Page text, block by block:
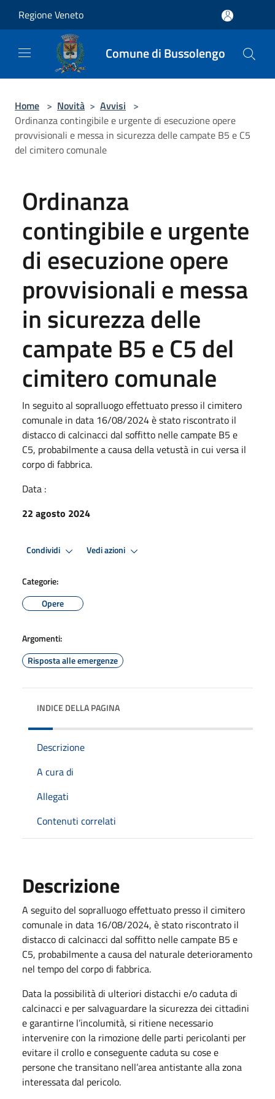
Regione Veneto
Comune di Bussolengo
Home > Novità > Avvisi >
Ordinanza contingibile e urgente di esecuzione opere
provvisionali e messa in sicurezza delle campate B5 e C5
del cimitero comunale
Ordinanza
contingibile e urgente
di esecuzione opere
provvisionali e messa
in sicurezza delle
campate B5 e C5 del
cimitero comunale
In seguito al sopralluogo effettuato presso il cimitero
comunale in data 16/08/2024 è stato riscontrato il
distacco di calcinacci dal soffitto nelle campate B5 e
C5, probabilmente a causa della vetustà in cui versa il
corpo di fabbrica.
Data :
22 agosto 2024
Condividi Vedi azioni
Categorie:
Opere
Argomenti:
Risposta alle emergenze
INDICE DELLA PAGINA
Descrizione
A cura di
Allegati
Contenuti correlati
Descrizione
A seguito del sopralluogo effettuato presso il cimitero
comunale in data 16/08/2024, è stato riscontrato il
distacco di calcinacci dal soffitto nelle campate B5 e
C5, probabilmente a causa del naturale deterioramento
nel tempo del corpo di fabbrica.
Data la possibilità di ulteriori distacchi e/o caduta di
calcinacci e per salvaguardare la sicurezza dei cittadini
e garantirne l’incolumità, si ritiene necessario
intervenire con la rimozione delle parti pericolanti per
evitare il crollo e conseguente caduta su cose e
persone che transitano nell’area antistante alla zona
interessata dal pericolo.